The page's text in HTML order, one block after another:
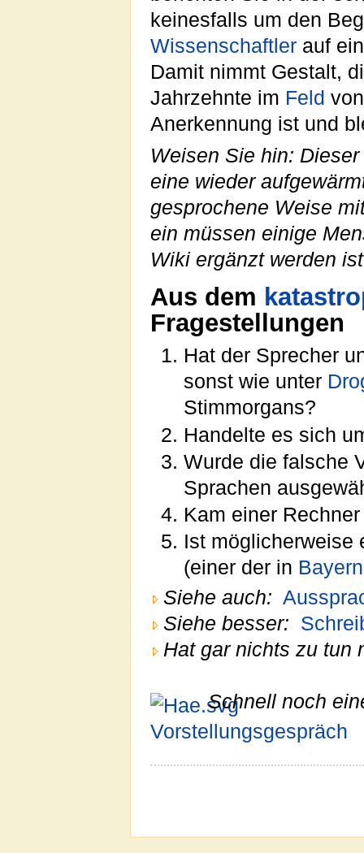
keinesfalls um den
Wissenschaftler auf
Damit nimmt Gestalt,
Jahrzehnte im Feld
Anerkennung ist und
Weisen Sie hin: Dieser
eine wieder
gesprochene Weise
ein müssen einige
Wiki ergänzt werden
Aus dem
Fragestellungen
Hat der Sprecher
sonst wie unter
Stimmorgans?
Handelte es sich
Wurde die falsche
Sprachen
Kam einer
Ist möglicherweise
(einer der in Bayern
Siehe auch:
Siehe besser:
Hat gar nichts zu tun
Schnell noch
Vorstellungsgespräch